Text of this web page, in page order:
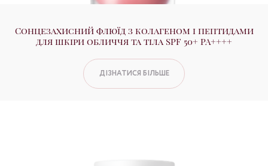
Сонцезахисний флюїд з колагеном і пептидами
для шкіри обличчя та тіла SPF 50+ PA++++
ДІЗНАТИСЯ БІЛЬШЕ